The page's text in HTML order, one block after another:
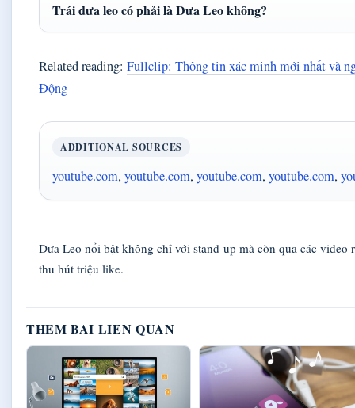
Trái dưa leo có phải là Dưa Leo không?
Related reading: Fullclip: Thông tin xác minh mới nhất và
Động
ADDITIONAL SOURCES
youtube.com, youtube.com, youtube.com, youtube.com,
Dưa Leo nổi bật không chỉ với stand-up mà còn qua các
thu hút triệu like.
THEM BAI LIEN QUAN